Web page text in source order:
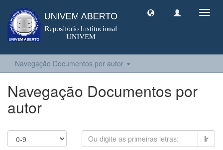
Navegação Documentos por autor
Navegação Documentos por
autor
Ir